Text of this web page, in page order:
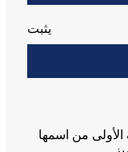
يثبت
من اسمها